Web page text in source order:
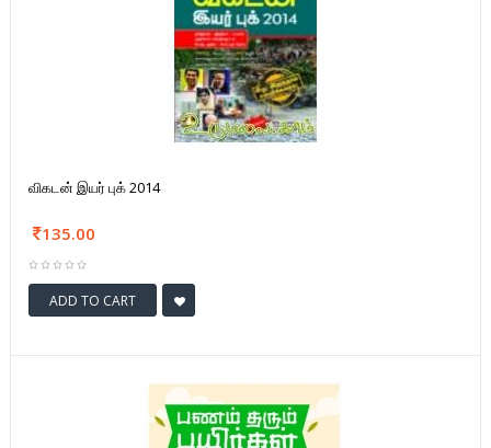
விகடன் இயர் புக் 2014
135.00
ADD TO CART